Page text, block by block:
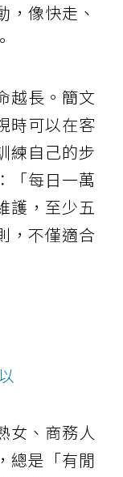
，像快走、
越長。簡文
時可以在客
練自己的步
「每日一萬
護，至少五
，不僅適合
女、商務人
總是「有閒